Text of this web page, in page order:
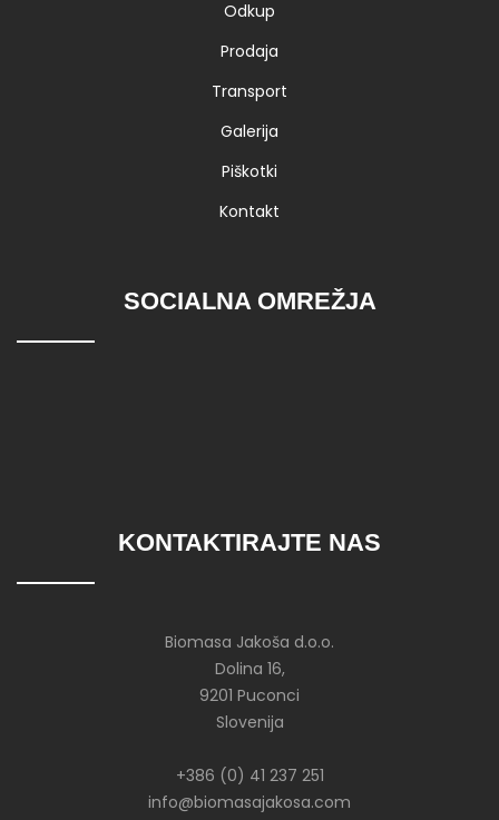
Odkup
Prodaja
Transport
Galerija
Piškotki
Kontakt
SOCIALNA OMREŽJA
KONTAKTIRAJTE NAS
Biomasa Jakoša d.o.o.
Dolina 16,
9201 Puconci
Slovenija
+386 (0) 41 237 251
info@biomasajakosa.com